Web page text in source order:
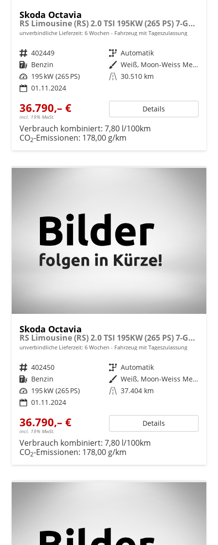
Skoda Octavia
RS Limousine (RS) 2.0 TSI 195KW (265 PS) 7-Gang DSG
unverbindliche Lieferzeit: 6 Wochen Fahrzeug mit Tageszulassung
Fahrzeugnr. 402449 Getriebe Automatik
Kraftstoff Benzin Außenfarbe
Weiß, Moon-Weiss Metallic (2Y)
Leistung 195 kW (265 PS) Kilometerstand 30.510 km
01.11.2024
36.790,– €
incl. 19% MwSt.
Details
Verbrauch kombiniert: 7,80 l/100km
CO2-Emissionen: 178,00 g/km
Skoda Octavia
RS Limousine (RS) 2.0 TSI 195KW (265 PS) 7-Gang DSG
unverbindliche Lieferzeit: 6 Wochen Fahrzeug mit Tageszulassung
Fahrzeugnr. 402450 Getriebe Automatik
Kraftstoff Benzin Außenfarbe
Weiß, Moon-Weiss Metallic (2Y)
Leistung 195 kW (265 PS) Kilometerstand 37.404 km
01.11.2024
36.790,– €
incl. 19% MwSt.
Details
Verbrauch kombiniert: 7,80 l/100km
CO2-Emissionen: 178,00 g/km